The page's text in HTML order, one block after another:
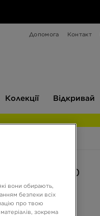
Допомога Контакт
Колекції Відкривай
AIR MAX 90
ГРН
вони обирають,
безпеки всіх
про твою
зокрема